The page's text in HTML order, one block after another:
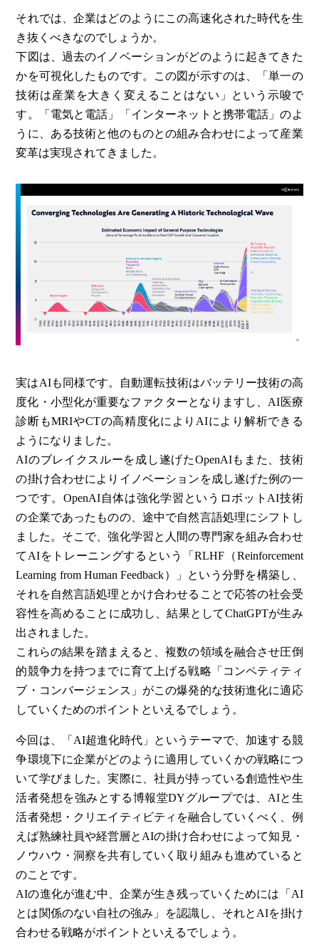
それでは、企業はどのようにこの高速化された時代を生
き抜くべきなのでしょうか。
下図は、過去のイノベーションがどのように起きてきた
かを可視化したものです。この図が示すのは、「単一の
技術は産業を大きく変えることはない」という示唆で
す。「電気と電話」「インターネットと携帯電話」のよ
うに、ある技術と他のものとの組み合わせによって産業
変革は実現されてきました。
実はAIも同様です。自動運転技術はバッテリー技術の高
度化・小型化が重要なファクターとなりますし、AI医療
診断もMRIやCTの高精度化によりAIにより解析できる
ようになりました。
AIのブレイクスルーを成し遂げたOpenAIもまた、技術
の掛け合わせによりイノベーションを成し遂げた例の一
つです。OpenAI自体は強化学習というロボットAI技術
の企業であったものの、途中で自然言語処理にシフトし
ました。そこで、強化学習と人間の専門家を組み合わせ
てAIをトレーニングするという「RLHF（Reinforcement
Learning from Human Feedback）」という分野を構築し、
それを自然言語処理とかけ合わせることで応答の社会受
容性を高めることに成功し、結果としてChatGPTが生み
出されました。
これらの結果を踏まえると、複数の領域を融合させ圧倒
的競争力を持つまでに育て上げる戦略「コンペティティ
ブ・コンバージェンス」がこの爆発的な技術進化に適応
していくためのポイントといえるでしょう。
今回は、「AI超進化時代」というテーマで、加速する競
争環境下に企業がどのように適用していくかの戦略につ
いて学びました。実際に、社員が持っている創造性や生
活者発想を強みとする博報堂DYグループでは、AIと生
活者発想・クリエイティビティを融合していくべく、例
えば熟練社員や経営層とAIの掛け合わせによって知見・
ノウハウ・洞察を共有していく取り組みも進めていると
のことです。
AIの進化が進む中、企業が生き残っていくためには「AI
とは関係のない自社の強み」を認識し、それとAIを掛け
合わせる戦略がポイントといえるでしょう。